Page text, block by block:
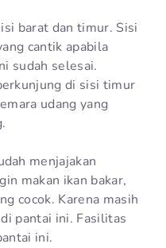
barat dan timur. Sisi
cantik apabila
sudah selesai.
di sisi timur
udang yang
menjajakan
makan ikan bakar,
cocok. Karena masih
pantai ini. Fasilitas
ini.